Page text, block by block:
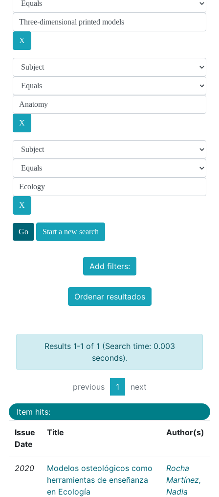
Start a new search
Add filters:
Ordenar resultados
Results 1-1 of 1 (Search time: 0.003
seconds).
previous 1 next
Item hits:
Issue
Date
Title Author(s)
2020
Modelos osteológicos como
herramientas de enseñanza
en Ecología
Rocha
Martínez,
Nadia